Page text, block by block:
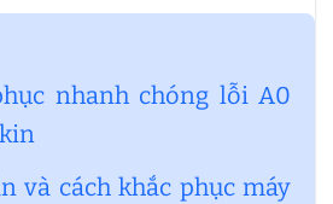
nhanh chóng lỗi A0
và cách khắc phục máy